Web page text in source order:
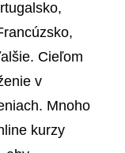
Cieľom
v
Mnoho
kurzy